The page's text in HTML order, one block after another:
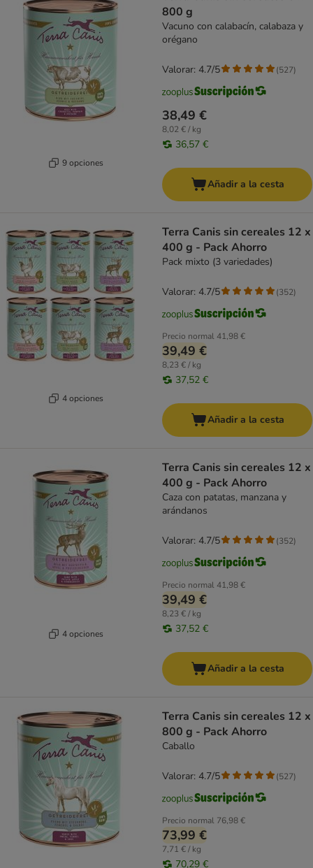
9 opciones
800 g
Vacuno con calabacín, calabaza y
orégano
38,49 €
8,02 € / kg
36,57 €
Valorar: 4.7/5 (527)
Añadir a la cesta
4 opciones
Terra Canis sin cereales 12 x
400 g - Pack Ahorro
Pack mixto (3 variedades)
Precio normal41,98 €
39,49 €
8,23 € / kg
37,52 €
Valorar: 4.7/5 (352)
Añadir a la cesta
4 opciones
Terra Canis sin cereales 12 x
400 g - Pack Ahorro
Caza con patatas, manzana y
arándanos
Precio normal41,98 €
39,49 €
8,23 € / kg
37,52 €
Valorar: 4.7/5 (352)
Añadir a la cesta
Terra Canis sin cereales 12 x
800 g - Pack Ahorro
Caballo
Precio normal 76,98 €
73,99 €
7,71 € / kg
70,29 €
Valorar: 4.7/5 (527)